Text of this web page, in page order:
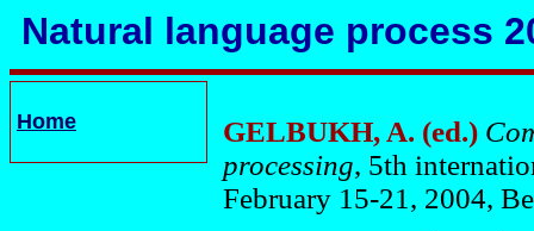
Natural language process
Home GELBUKH, A. (ed.)
processing, 5th
February 15-21, 2004,